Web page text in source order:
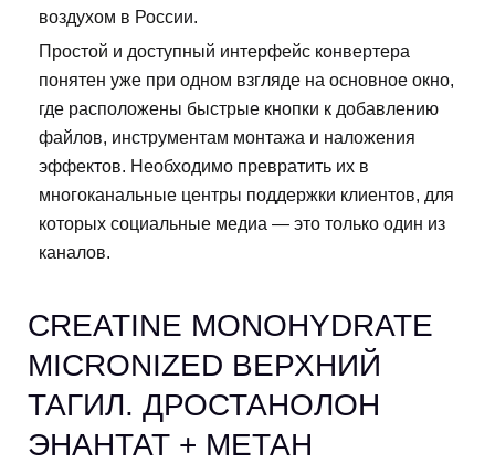
воздухом в России.
Простой и доступный интерфейс конвертера
понятен уже при одном взгляде на основное окно,
где расположены быстрые кнопки к добавлению
файлов, инструментам монтажа и наложения
эффектов. Необходимо превратить их в
многоканальные центры поддержки клиентов, для
которых социальные медиа — это только один из
каналов.
CREATINE MONOHYDRATE
MICRONIZED ВЕРХНИЙ
ТАГИЛ. ДРОСТАНОЛОН
ЭНАНТАТ + МЕТАН